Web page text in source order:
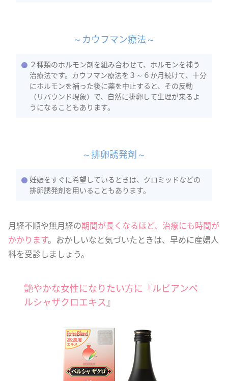
～カウフマン療法～
２種類のホルモン剤を組み合わせて、ホルモンを補う
治療法です。カウフマン療法を３～６か月続けて、十分
にホルモンを補った後に薬を中止すると、その反動
（リバウンド現象）で、自然に排卵して生理が来るよ
うになることもあります。
～排卵誘発剤～
妊娠をすぐに希望しているときは、クロミッドなどの
排卵誘発剤を用いることもあります。
月経不順や無月経の期間が長くなるほど、治療にも時間が
かかります。おかしいなと気づいたときは、早めに産婦人
科を受診しましょう。
艶やかな女性になりたい方に『ルビアンペ
ルシャザクロエキス』